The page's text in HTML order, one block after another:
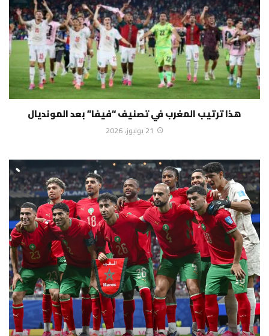
هذا ترتيب المغرب في تصنيف “فيفا” بعد المونديال
21 يوليوز، 2026